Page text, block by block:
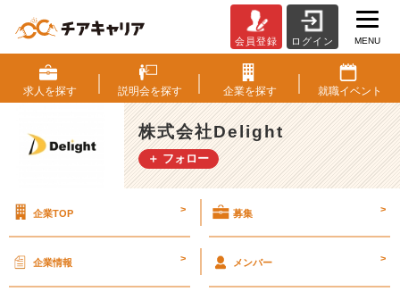
の
時
の
環
境
が
産
会
会員登録 ログイン MENU
求人を探す 説明会を探す 企業を探す 就職イベント
株式会社Delight
＋ フォロー
企業TOP > 募集 >
企業情報 > メンバー >